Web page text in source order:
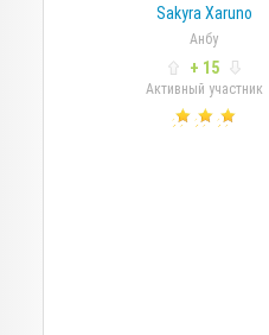
Sakyra Xaruno
Анбу
+ 15
Активный участник